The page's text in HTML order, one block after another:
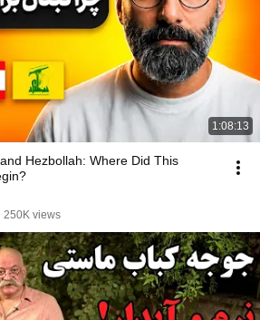
1:08:13
Hezbollah: Where Did This
250K views